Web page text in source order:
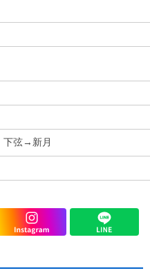
下弦→新月